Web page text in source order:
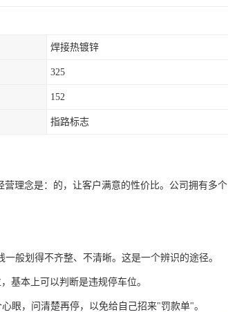
焊接热镀锌
325
152
指路标志
理念是：的，让客户满意的性价比。公司拥有多个
般划得不齐整、不清晰。这是一个辨识的途径。
基本上可以判断是违规停车位。
眼，问清楚再停，以免给自己招来"罚款单"。